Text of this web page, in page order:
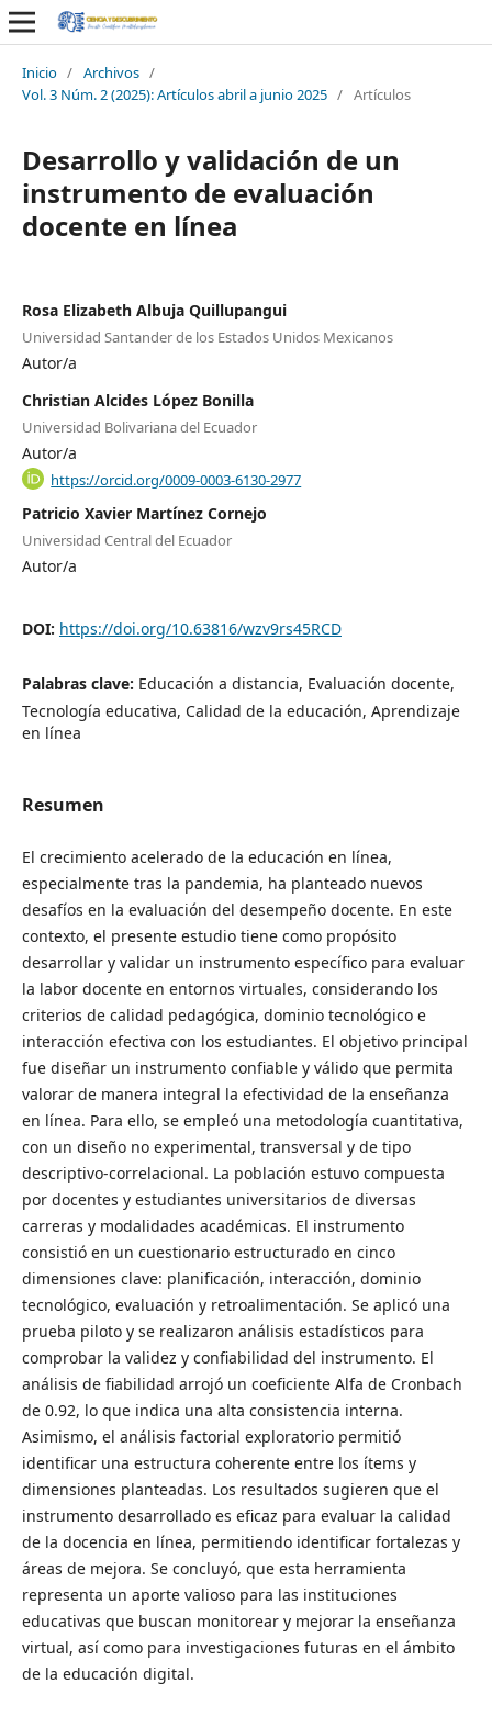
Inicio / Archivos /
Vol. 3 Núm. 2 (2025): Artículos abril a junio 2025 / Artículos
Desarrollo y validación de un
instrumento de evaluación
docente en línea
Rosa Elizabeth Albuja Quillupangui
Universidad Santander de los Estados Unidos Mexicanos
Autor/a
Christian Alcides López Bonilla
Universidad Bolivariana del Ecuador
Autor/a
https://orcid.org/0009-0003-6130-2977
Patricio Xavier Martínez Cornejo
Universidad Central del Ecuador
Autor/a
DOI: https://doi.org/10.63816/wzv9rs45RCD
Palabras clave: Educación a distancia, Evaluación docente,
Tecnología educativa, Calidad de la educación, Aprendizaje
en línea
Resumen
El crecimiento acelerado de la educación en línea,
especialmente tras la pandemia, ha planteado nuevos
desafíos en la evaluación del desempeño docente. En este
contexto, el presente estudio tiene como propósito
desarrollar y validar un instrumento específico para evaluar
la labor docente en entornos virtuales, considerando los
criterios de calidad pedagógica, dominio tecnológico e
interacción efectiva con los estudiantes. El objetivo principal
fue diseñar un instrumento confiable y válido que permita
valorar de manera integral la efectividad de la enseñanza
en línea. Para ello, se empleó una metodología cuantitativa,
con un diseño no experimental, transversal y de tipo
descriptivo-correlacional. La población estuvo compuesta
por docentes y estudiantes universitarios de diversas
carreras y modalidades académicas. El instrumento
consistió en un cuestionario estructurado en cinco
dimensiones clave: planificación, interacción, dominio
tecnológico, evaluación y retroalimentación. Se aplicó una
prueba piloto y se realizaron análisis estadísticos para
comprobar la validez y confiabilidad del instrumento. El
análisis de fiabilidad arrojó un coeficiente Alfa de Cronbach
de 0.92, lo que indica una alta consistencia interna.
Asimismo, el análisis factorial exploratorio permitió
identificar una estructura coherente entre los ítems y
dimensiones planteadas. Los resultados sugieren que el
instrumento desarrollado es eficaz para evaluar la calidad
de la docencia en línea, permitiendo identificar fortalezas y
áreas de mejora. Se concluyó, que esta herramienta
representa un aporte valioso para las instituciones
educativas que buscan monitorear y mejorar la enseñanza
virtual, así como para investigaciones futuras en el ámbito
de la educación digital.